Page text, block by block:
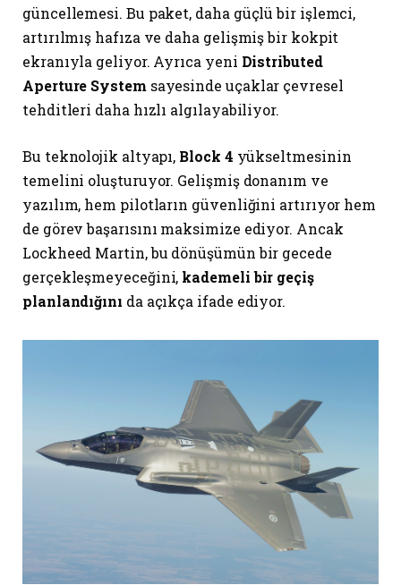
güncellemesi. Bu paket, daha güçlü bir işlemci,
artırılmış hafıza ve daha gelişmiş bir kokpit
ekranıyla geliyor. Ayrıca yeni Distributed
Aperture Systemsayesinde uçaklar çevresel
tehditleri daha hızlı algılayabiliyor.
Bu teknolojik altyapı, Block 4 yükseltmesinin
temelini oluşturuyor. Gelişmiş donanım ve
yazılım, hem pilotların güvenliğini artırıyor hem
de görev başarısını maksimize ediyor. Ancak
Lockheed Martin, bu dönüşümün bir gecede
gerçekleşmeyeceğini, kademeli bir geçiş
planlandığını da açıkça ifade ediyor.